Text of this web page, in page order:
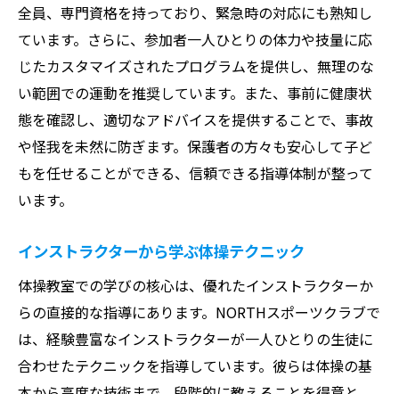
全員、専門資格を持っており、緊急時の対応にも熟知し
ています。さらに、参加者一人ひとりの体力や技量に応
じたカスタマイズされたプログラムを提供し、無理のな
い範囲での運動を推奨しています。また、事前に健康状
態を確認し、適切なアドバイスを提供することで、事故
や怪我を未然に防ぎます。保護者の方々も安心して子ど
もを任せることができる、信頼できる指導体制が整って
います。
インストラクターから学ぶ体操テクニック
体操教室での学びの核心は、優れたインストラクターか
らの直接的な指導にあります。NORTHスポーツクラブで
は、経験豊富なインストラクターが一人ひとりの生徒に
合わせたテクニックを指導しています。彼らは体操の基